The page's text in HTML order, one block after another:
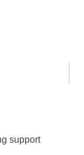
support